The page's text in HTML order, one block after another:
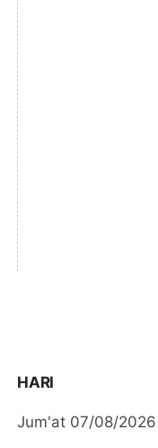
HARI
Jum'at 07/08/2026